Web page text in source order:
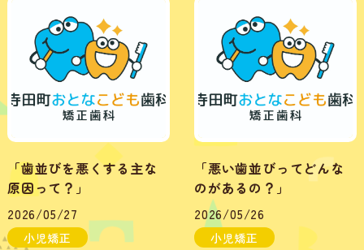
「歯並びを悪くする主な
原因って？」
2026/05/27
小児矯正
「悪い歯並びってどんな
のがあるの？」
2026/05/26
小児矯正